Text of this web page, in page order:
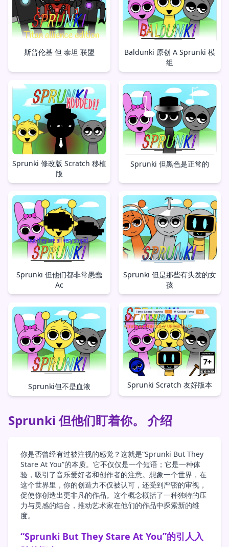
斯普伦基 但 泰坦 联盟
Baldunki 原创 A Sprunki 模
组
Sprunki 修改版 Scratch 移植
版
Sprunki 但黑色是正常的
Sprunki 但他们都非常愚蠢
Ac
Sprunki 但是那些有头发的女
孩
Sprunki但不是血液 Sprunki Scratch 友好版本
Sprunki 但他们盯着你。 介绍
你是否曾经有过被注视的感觉？这就是“Sprunki But They
Stare At You”的本质。它不仅仅是一个短语；它是一种体
验，吸引了音乐爱好者和创作者的注意。想象一个世界，在
这个世界里，你的创造力不仅被认可，还受到严密的审视，
促使你创造出更非凡的作品。这个概念概括了一种独特的压
力与灵感的结合，推动艺术家在他们的作品中探索新的维
度。
“Sprunki But They Stare At You”的引人入